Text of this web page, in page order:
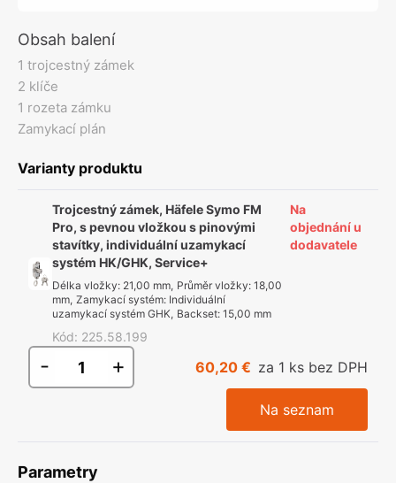
Obsah balení
1 trojcestný zámek
2 klíče
1 rozeta zámku
Zamykací plán
Varianty produktu
Trojcestný zámek, Häfele Symo FM
Pro, s pevnou vložkou s pinovými
stavítky, individuální uzamykací
systém HK/GHK, Service+
Délka vložky: 21,00 mm, Průměr vložky:18,00
mm, Zamykací systém: Individuální
uzamykací systém GHK, Backset:15,00 mm
Kód: 225.58.199
Na
objednání u
dodavatele
- + 60,20 € za 1 ks bez DPH
Na seznam
Parametry